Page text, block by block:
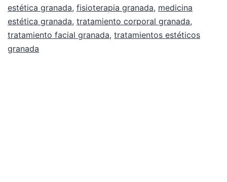
estética granada, fisioterapia granada, medicina
estética granada, tratamiento corporal granada,
tratamiento facial granada, tratamientos estéticos
granada